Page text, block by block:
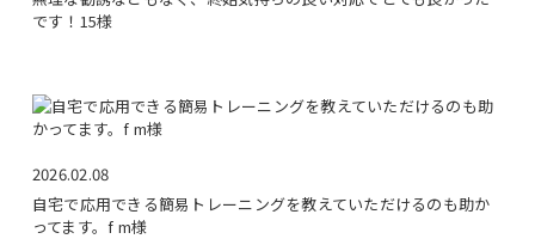
です！15様
2026.02.08
自宅で応用できる簡易トレーニングを教えていただけるのも助か
ってます。f m様